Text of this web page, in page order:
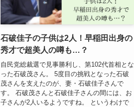
石破佳子の子供は2人！早稲田出身の
秀才で超美人の噂も…？
自民党総裁選で見事勝利し、第102代首相とな
った石破茂さん。 5度目の挑戦となった石破
茂さんを支えたのが、妻・石破佳子さんで
す。 石破茂さんと石破佳子さんの間には、お
子さんが2人いるようですね。 というわけで